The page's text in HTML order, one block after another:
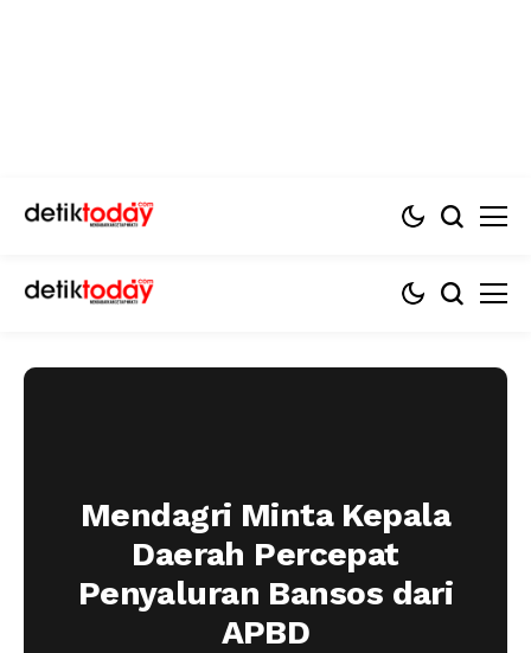
Mendagri Minta Kepala
Daerah Percepat
Penyaluran Bansos dari
APBD